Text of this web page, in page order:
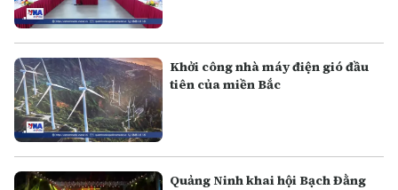
Khởi công nhà máy điện gió đầu
tiên của miền Bắc
Quảng Ninh khai hội Bạch Đằng